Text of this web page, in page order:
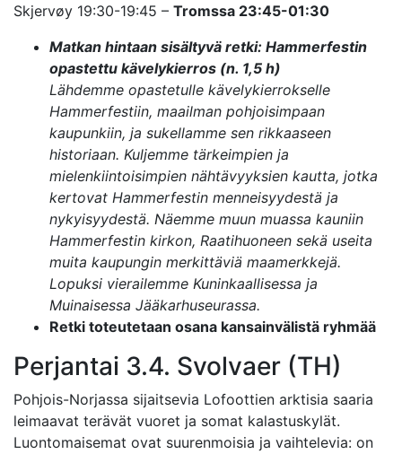
Skjervøy 19:30-19:45 – Tromssa 23:45-01:30
Matkan hintaan sisältyvä retki: Hammerfestin
opastettu kävelykierros (n. 1,5 h)
Lähdemme opastetulle kävelykierrokselle
Hammerfestiin, maailman pohjoisimpaan
kaupunkiin, ja sukellamme sen rikkaaseen
historiaan. Kuljemme tärkeimpien ja
mielenkiintoisimpien nähtävyyksien kautta, jotka
kertovat Hammerfestin menneisyydestä ja
nykyisyydestä. Näemme muun muassa kauniin
Hammerfestin kirkon, Raatihuoneen sekä useita
muita kaupungin merkittäviä maamerkkejä.
Lopuksi vierailemme Kuninkaallisessa ja
Muinaisessa Jääkarhuseurassa.
Retki toteutetaan osana kansainvälistä ryhmää
Perjantai 3.4. Svolvaer (TH)
Pohjois-Norjassa sijaitsevia Lofoottien arktisia saaria
leimaavat terävät vuoret ja somat kalastuskylät.
Luontomaisemat ovat suurenmoisia ja vaihtelevia: on